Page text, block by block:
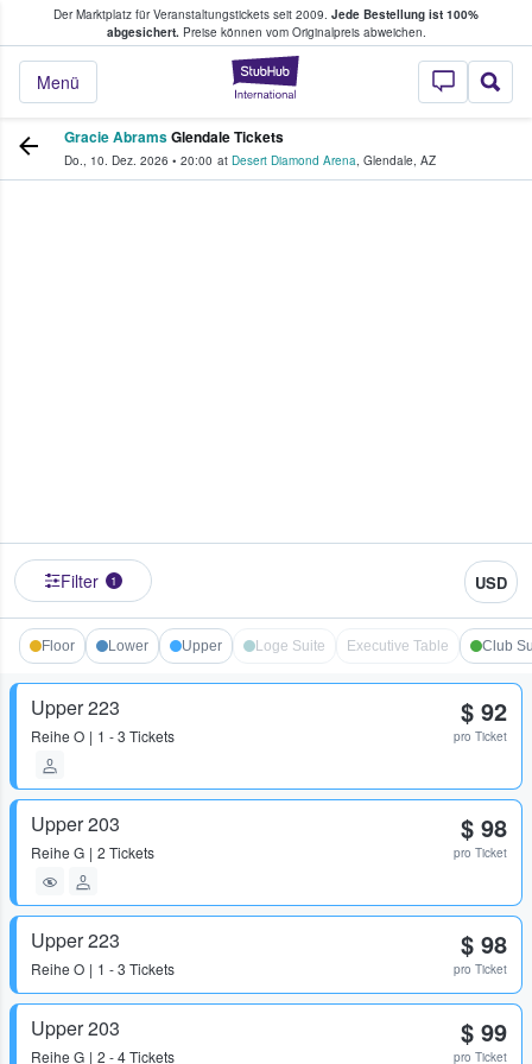
Der Marktplatz für Veranstaltungstickets seit 2009. Jede Bestellung ist 100%
abgesichert.Preise können vom Originalpreis abweichen.
StubHub - Wo
Menü
Tickets kaufen & verkaufen
Gracie AbramsGlendale Tickets
Do., 10. Dez. 2026 • 20:00 at Desert Diamond Arena, Glendale, AZ
Filter 1 USD
Floor Lower Upper Loge Suite Executive Table Club
Upper 223
Reihe O 1 - 3 Tickets
$ 92
pro Ticket
Upper 203
Reihe G 2 Tickets
$ 98
pro Ticket
Upper 223
Reihe O 1 - 3 Tickets
$ 98
pro Ticket
Upper 203
Reihe G 2 - 4 Tickets
$ 99
pro Ticket